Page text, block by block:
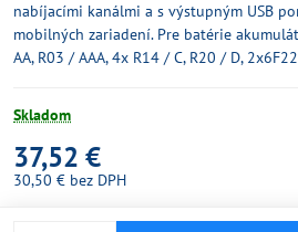
nabíjacími kanálmi a s výstupným USB
mobilných zariadení. Pre batérie
AA, R03 / AAA, 4x R14 / C, R20 / D,
Skladom
37,52 €
30,50 € bez DPH